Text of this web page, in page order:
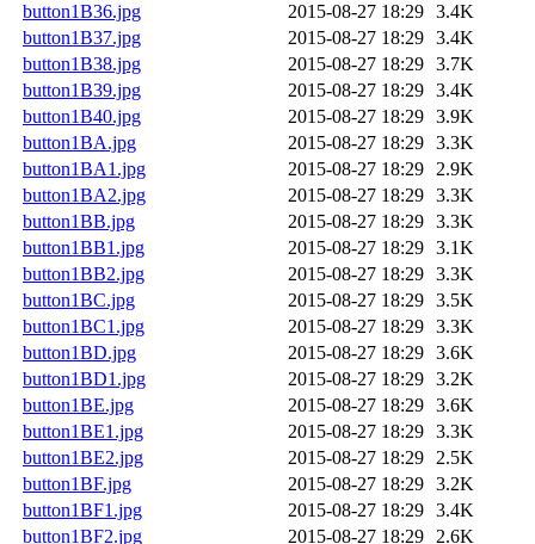
button1B36.jpg 2015-08-27 18:29 3.4K
button1B37.jpg
2015-08-27 18:29 3.4K
button1B38.jpg
2015-08-27 18:29 3.7K
button1B39.jpg
2015-08-27 18:29 3.4K
button1B40.jpg
2015-08-27 18:29 3.9K
button1BA.jpg
2015-08-27 18:29 3.3K
button1BA1.jpg
2015-08-27 18:29
2.9K
button1BA2.jpg
2015-08-27 18:29 3.3K
button1BB.jpg
2015-08-27 18:29 3.3K
button1BB1.jpg
2015-08-27 18:29 3.1K
button1BB2.jpg
2015-08-27 18:29 3.3K
button1BC.jpg
2015-08-27 18:29 3.5K
button1BC1.jpg
2015-08-27 18:29 3.3K
button1BD.jpg
2015-08-27 18:29 3.6K
button1BD1.jpg
2015-08-27 18:29 3.2K
button1BE.jpg
2015-08-27 18:29 3.6K
button1BE1.jpg
2015-08-27 18:29 3.3K
button1BE2.jpg
2015-08-27 18:29
2.5K
button1BF.jpg
2015-08-27 18:29 3.2K
button1BF1.jpg
2015-08-27 18:29 3.4K
button1BF2.jpg
2015-08-27 18:29
2.6K